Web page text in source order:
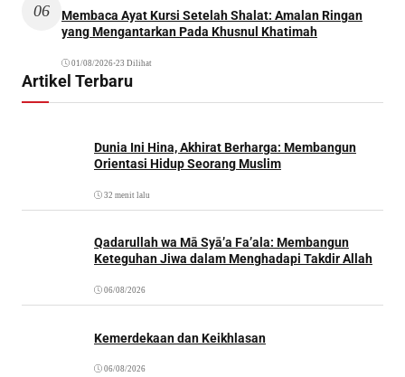
06
Membaca Ayat Kursi Setelah Shalat: Amalan Ringan
yang Mengantarkan Pada Khusnul Khatimah
01/08/2026•23 Dilihat
Artikel Terbaru
Dunia Ini Hina, Akhirat Berharga: Membangun
Orientasi Hidup Seorang Muslim
32 menit lalu
Qadarullah wa Mā Syā’a Fa’ala: Membangun
Keteguhan Jiwa dalam Menghadapi Takdir Allah
06/08/2026
Kemerdekaan dan Keikhlasan
06/08/2026